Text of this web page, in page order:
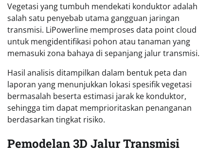
Vegetasi yang tumbuh mendekati konduktor adalah
salah satu penyebab utama gangguan jaringan
transmisi. LiPowerline memproses data point cloud
untuk mengidentifikasi pohon atau tanaman yang
memasuki zona bahaya di sepanjang jalur transmisi.
Hasil analisis ditampilkan dalam bentuk peta dan
laporan yang menunjukkan lokasi spesifik vegetasi
bermasalah beserta estimasi jarak ke konduktor,
sehingga tim dapat memprioritaskan penanganan
berdasarkan tingkat risiko.
Pemodelan 3D Jalur Transmisi